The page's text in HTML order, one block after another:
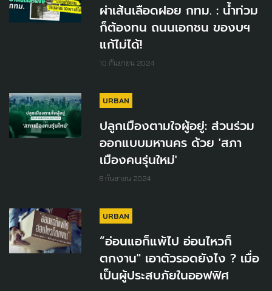
ผ่าเส้นเลือดฝอย กทม. : น้ำท่วม
ก็ต้องทน ถนนเอกชน ของบฯ
แก้ไม่ได้!
10 กันยายน 2024
URBAN
ปลูกเมืองตามใจผู้อยู่: ส่วนร่วม
ออกแบบมหานคร ด้วย 'สภา
เมืองคนรุ่นใหม่'
8 กันยายน 2024
URBAN
“อ่อนแอก็แพ้ไป อ่อนไหวก็
ตกงาน" เอาตัวรอดยังไง ? เมื่อ
เป็นผู้ประสบภัยในออฟฟิศ